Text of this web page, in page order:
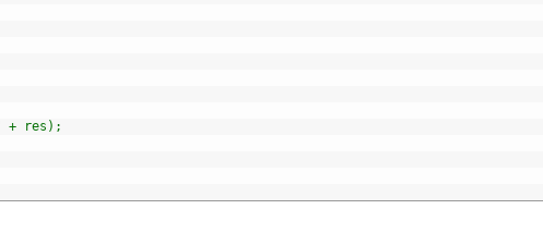
+ res);